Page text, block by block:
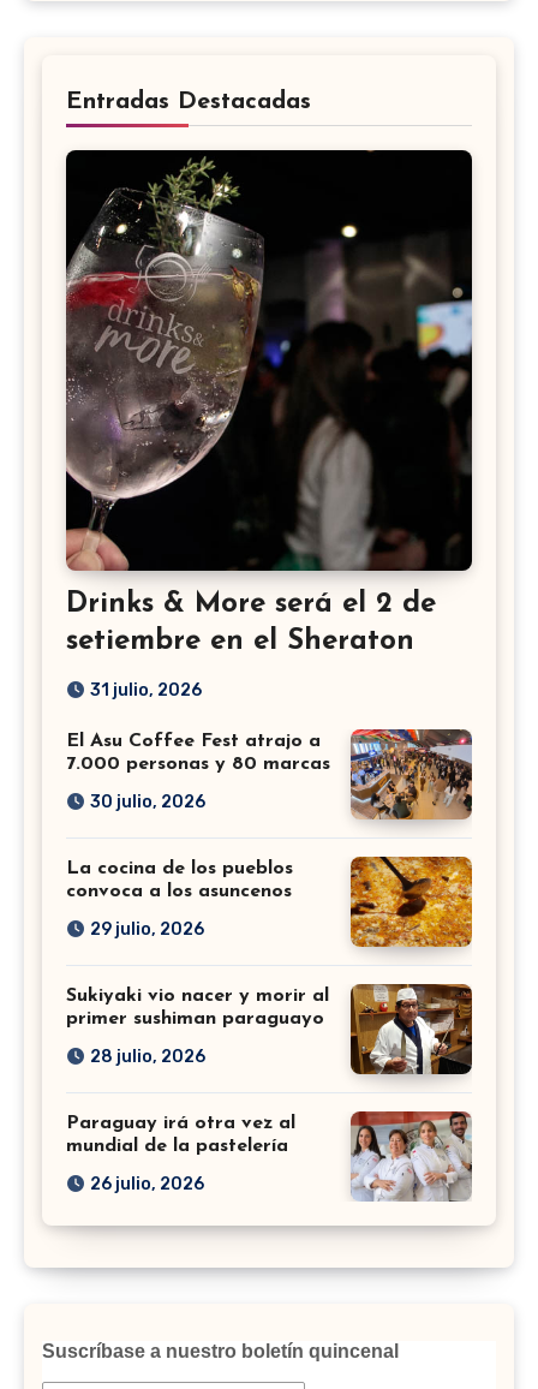
Entradas Destacadas
Drinks & More será el 2 de
setiembre en el Sheraton
31 julio, 2026
El Asu Coffee Fest atrajo a
7.000 personas y 80 marcas
30 julio, 2026
La cocina de los pueblos
convoca a los asuncenos
29 julio, 2026
Sukiyaki vio nacer y morir al
primer sushiman paraguayo
28 julio, 2026
Paraguay irá otra vez al
mundial de la pastelería
26 julio, 2026
Suscríbase a nuestro boletín quincenal